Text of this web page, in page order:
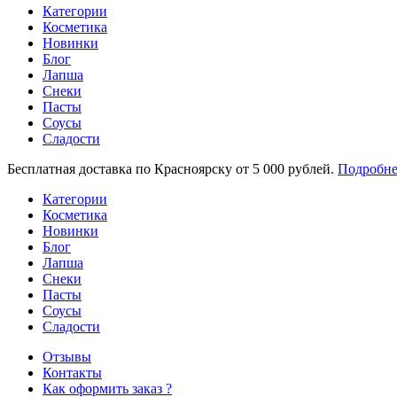
Категории
Косметика
Новинки
Блог
Лапша
Снеки
Пасты
Соусы
Сладости
Бесплатная доставка по Красноярску от 5 000 рублей.
Категории
Косметика
Новинки
Блог
Лапша
Снеки
Пасты
Соусы
Сладости
Отзывы
Контакты
Как оформить заказ ?